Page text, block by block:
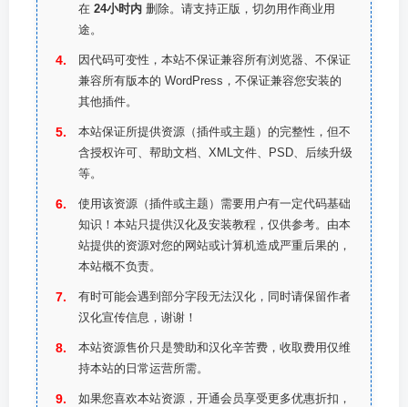
在 24小时内 删除。请支持正版，切勿用作商业用
途。
因代码可变性，本站不保证兼容所有浏览器、不保证
兼容所有版本的 WordPress，不保证兼容您安装的
其他插件。
本站保证所提供资源（插件或主题）的完整性，但不
含授权许可、帮助文档、XML文件、PSD、后续升级
等。
使用该资源（插件或主题）需要用户有一定代码基础
知识！本站只提供汉化及安装教程，仅供参考。由本
站提供的资源对您的网站或计算机造成严重后果的，
本站概不负责。
有时可能会遇到部分字段无法汉化，同时请保留作者
汉化宣传信息，谢谢！
本站资源售价只是赞助和汉化辛苦费，收取费用仅维
持本站的日常运营所需。
如果您喜欢本站资源，开通会员享受更多优惠折扣，